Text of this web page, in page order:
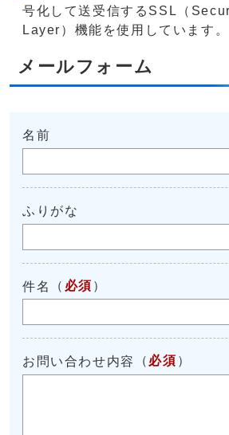
号化して送受信するSSL（
Layer）機能を使用しています。
メールフォーム
名前
ふりがな
件名 （ 必須 ）
お問い合わせ内容 （ 必須 ）